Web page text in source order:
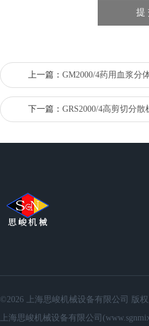
上一篇： GM2000/4药用血浆分
下一篇： GRS2000/4高剪切分散
©2026 上海思峻机械设备有限公司 版权
上海思峻机械设备有限公司